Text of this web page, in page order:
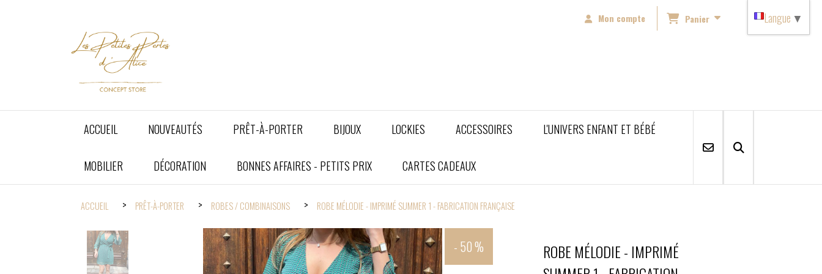
Mon compte Panier
ACCUEIL NOUVEAUTÉS PRÊT-À-PORTER BIJOUX LOCKIES ACCESSOIRES L'UNIVERS ENFANT ET BÉBÉ
MOBILIER DÉCORATION BONNES AFFAIRES - PETITS PRIX CARTES CADEAUX
ACCUEIL PRÊT-À-PORTER ROBES / COMBINAISONS ROBE MÉLODIE - IMPRIMÉ SUMMER 1 - FABRICATION FRANÇAISE
- 50 %
ROBE MÉLODIE - IMPRIMÉ
Langue ▼